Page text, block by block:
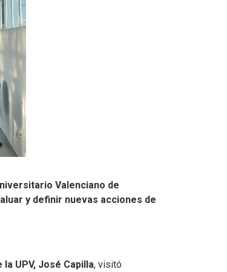
Valenciano de
y definir nuevas acciones de
UPV, José Capilla, visitó